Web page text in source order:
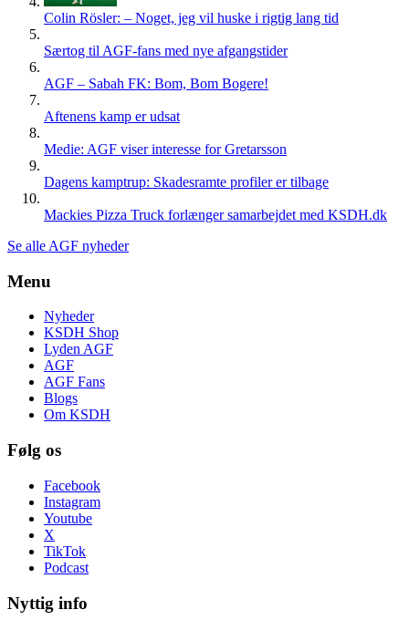
Colin Rösler: – Noget, jeg vil huske i rigtig lang tid
Særtog til AGF-fans med nye afgangstider
AGF – Sabah FK: Bom, Bom Bogere!
Aftenens kamp er udsat
Medie: AGF viser interesse for Gretarsson
Dagens kamptrup: Skadesramte profiler er tilbage
Mackies Pizza Truck forlænger samarbejdet med KSDH.dk
Se alle AGF nyheder
Menu
Nyheder
KSDH Shop
Lyden AGF
AGF
AGF Fans
Blogs
Om KSDH
Følg os
Facebook
Instagram
Youtube
X
TikTok
Podcast
Nyttig info